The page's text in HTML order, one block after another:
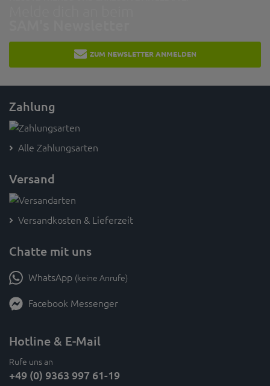
ZUM NEWSLETTER ANMELDEN
Zahlung
Alle Zahlungsarten
Versand
Versandkosten & Lieferzeit
Chatte mit uns
WhatsApp (keine Anrufe)
Facebook Messenger
Hotline & E-Mail
Rufe uns an
+49 (0) 9363 997 61-19